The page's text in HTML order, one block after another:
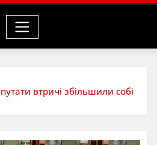
втричі збільшили собі